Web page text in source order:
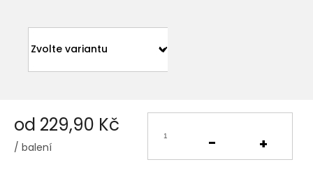
od 229,90 Kč
/ balení